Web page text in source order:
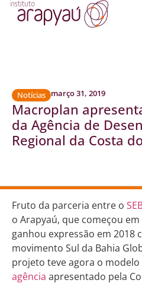
Notícias março 31, 2019
Macroplan
da Agência de
Regional da Costa
Fruto da parceria entre o
o Arapyaú, que começou em
ganhou expressão em 2018
movimento Sul da Bahia
projeto teve agora o modelo
agência apresentado pela